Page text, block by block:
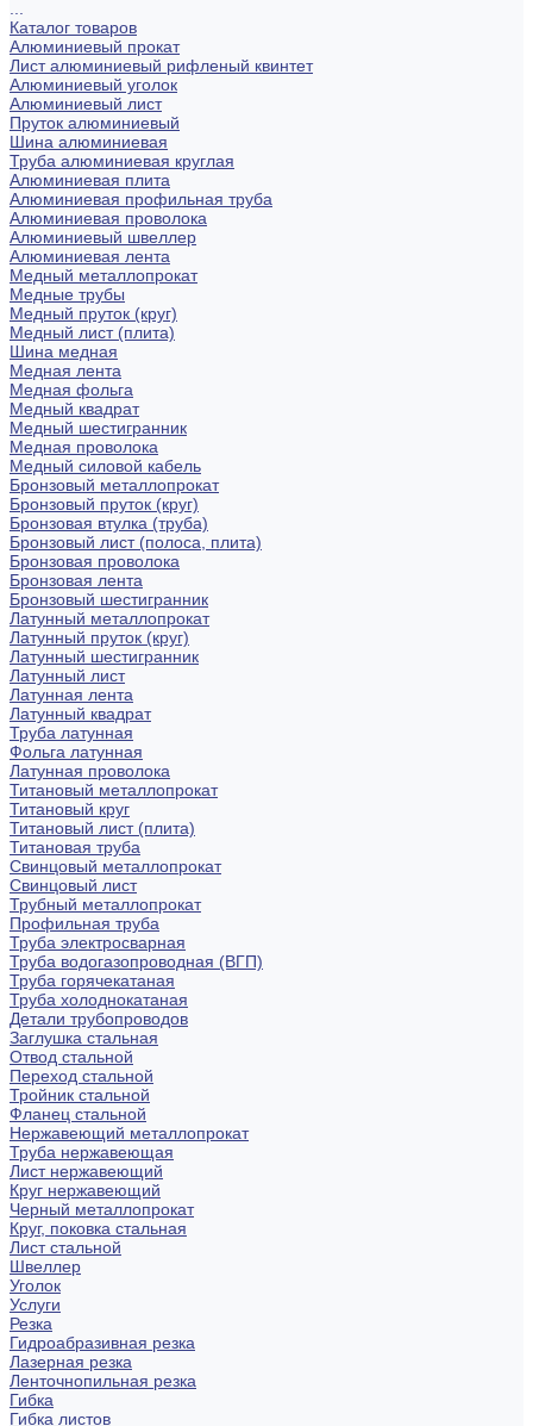
Каталог товаров
Алюминиевый прокат
Лист алюминиевый рифленый квинтет
Алюминиевый уголок
Алюминиевый лист
Пруток алюминиевый
Шина алюминиевая
Труба алюминиевая круглая
Алюминиевая плита
Алюминиевая профильная труба
Алюминиевая проволока
Алюминиевый швеллер
Алюминиевая лента
Медный металлопрокат
Медные трубы
Медный пруток (круг)
Медный лист (плита)
Шина медная
Медная лента
Медная фольга
Медный квадрат
Медный шестигранник
Медная проволока
Медный силовой кабель
Бронзовый металлопрокат
Бронзовый пруток (круг)
Бронзовая втулка (труба)
Бронзовый лист (полоса, плита)
Бронзовая проволока
Бронзовая лента
Бронзовый шестигранник
Латунный металлопрокат
Латунный пруток (круг)
Латунный шестигранник
Латунный лист
Латунная лента
Латунный квадрат
Труба латунная
Фольга латунная
Латунная проволока
Титановый металлопрокат
Титановый круг
Титановый лист (плита)
Титановая труба
Свинцовый металлопрокат
Свинцовый лист
Трубный металлопрокат
Профильная труба
Труба электросварная
Труба водогазопроводная (ВГП)
Труба горячекатаная
Труба холоднокатаная
Детали трубопроводов
Заглушка стальная
Отвод стальной
Переход стальной
Тройник стальной
Фланец стальной
Нержавеющий металлопрокат
Труба нержавеющая
Лист нержавеющий
Круг нержавеющий
Черный металлопрокат
Круг, поковка стальная
Лист стальной
Швеллер
Уголок
Услуги
Резка
Гидроабразивная резка
Лазерная резка
Ленточнопильная резка
Гибка
Гибка листов